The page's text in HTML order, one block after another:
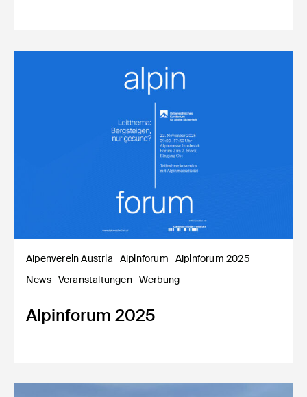
Alpenverein Austria Alpinforum
Alpinforum 2025
News Veranstaltungen Werbung
Alpinforum 2025